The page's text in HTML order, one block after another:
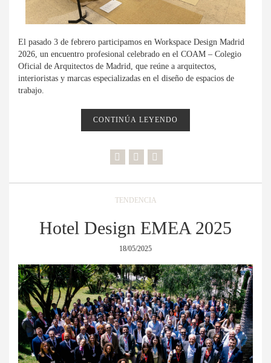
El pasado 3 de febrero participamos en Workspace Design Madrid
2026, un encuentro profesional celebrado en el COAM – Colegio
Oficial de Arquitectos de Madrid, que reúne a arquitectos,
interioristas y marcas especializadas en el diseño de espacios de
trabajo.
CONTINÚA LEYENDO
TENDENCIA
Hotel Design EMEA 2025
18/05/2025